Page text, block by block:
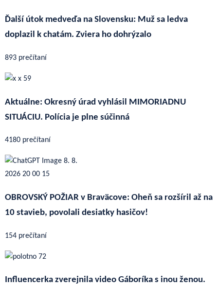
Ďalší útok medveďa na Slovensku: Muž sa ledva
doplazil k chatám. Zviera ho dohrýzalo
893 prečítaní
Aktuálne: Okresný úrad vyhlásil MIMORIADNU
SITUÁCIU. Polícia je plne súčinná
4180 prečítaní
OBROVSKÝ POŽIAR v Braväcove: Oheň sa rozšíril až na
10 stavieb, povolali desiatky hasičov!
154 prečítaní
Influencerka zverejnila video Gáboríka s inou ženou.